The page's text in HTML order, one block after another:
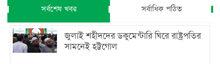
সর্বশেষ খবর সর্বাধিক পঠিত
জুলাই শহীদদের ডকুমেন্টারি ঘিরে রাষ্ট্রপতির
সামনেই হট্টগোল